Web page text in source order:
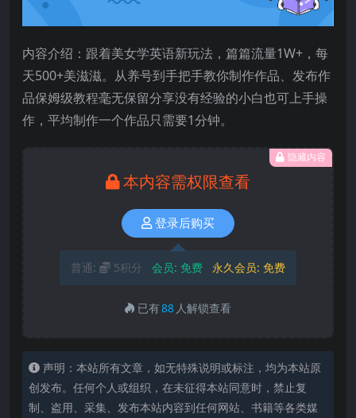
内容介绍：跟着美女学英语新玩法，篇篇流量1W+，每
天500+美滋滋。从养号到手把手教你制作作品、发布作
品保姆级教程毫无保留分享没有经验的小白也可上手操
作，平均制作一个作品只需要1分钟。
隐藏内容
本内容需权限查看
登录后购买
普通: 5积分 会员: 免费 永久会员: 免费
已有88 人解锁查看
声明：本站所有文章，如无特殊说明或标注，均为本站原
创发布。任何个人或组织，在未征得本站同意时，禁止复
制、盗用、采集、发布本站内容到任何网站、书籍等各类媒